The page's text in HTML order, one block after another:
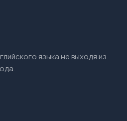
языка не выходя из